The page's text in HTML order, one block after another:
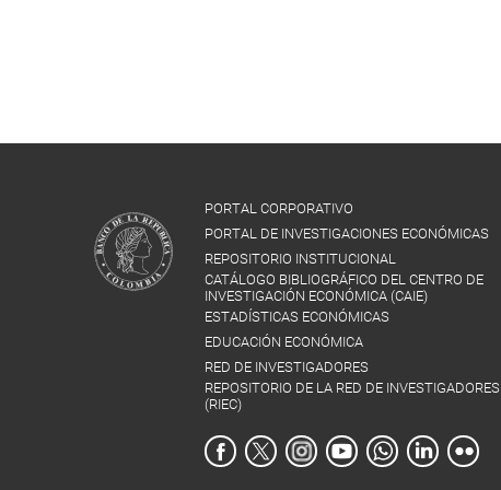
PORTAL CORPORATIVO
PORTAL DE INVESTIGACIONES ECONÓMICAS
REPOSITORIO INSTITUCIONAL
CATÁLOGO BIBLIOGRÁFICO DEL CENTRO DE
INVESTIGACIÓN ECONÓMICA (CAIE)
ESTADÍSTICAS ECONÓMICAS
EDUCACIÓN ECONÓMICA
RED DE INVESTIGADORES
REPOSITORIO DE LA RED DE INVESTIGADORES
(RIEC)